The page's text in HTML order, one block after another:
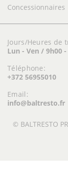
Concessionnaires
Jours/Heures de
Lun - Ven / 9h00
Téléphone:
+372 56955010
Email:
info@baltresto.fr
© BALTRESTO